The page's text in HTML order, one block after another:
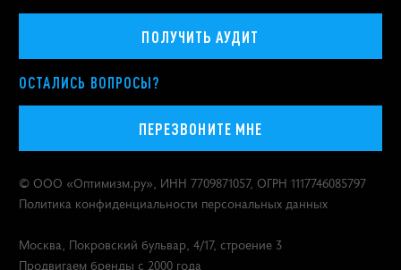
ПОЛУЧИТЬ АУДИТ
ОСТАЛИСЬ ВОПРОСЫ?
ПЕРЕЗВОНИТЕ МНЕ
© ООО «Оптимизм.ру», ИНН 7709871057, ОГРН 1117746085797
Политика конфиденциальности персональных данных
Москва Покровский бульвар, 4/17, строение 3
Продвигаем бренды с 2000 года